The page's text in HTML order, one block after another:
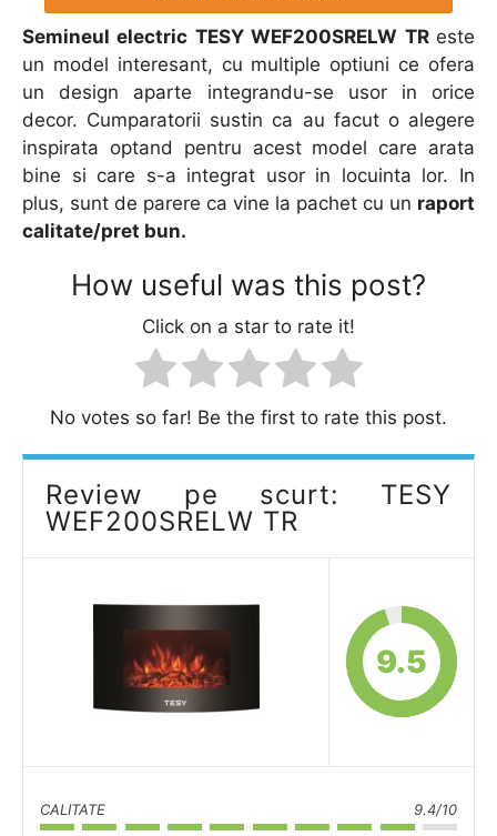
Semineul electric TESY WEF200SRELW TR este
un model interesant, cu multiple optiuni ce ofera
un design aparte integrandu-se usor in orice
decor. Cumparatorii sustin ca au facut o alegere
inspirata optand pentru acest model care arata
bine si care s-a integrat usor in locuinta lor. In
plus, sunt de parere ca vine la pachet cu un raport
calitate/pret bun.
How useful was this post?
Click on a star to rate it!
No votes so far! Be the first to rate this post.
Review pe scurt: TESY
WEF200SRELW TR
9.5
CALITATE 9.4/10